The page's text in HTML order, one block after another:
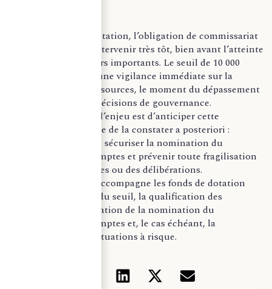
Dans un fonds de dotation, l’obligation de commissariat
aux comptes peut intervenir très tôt, bien avant l’atteinte
de volumes financiers importants. Le seuil de 10 000
euros impose donc une vigilance immédiate sur la
qualification des ressources, le moment du dépassement
et la régularité des décisions de gouvernance.
Pour les dirigeants, l’enjeu est d’anticiper cette
obligation plutôt que de la constater a posteriori :
documenter les flux, sécuriser la nomination du
commissaire aux comptes et prévenir toute fragilisation
juridique des comptes ou des délibérations.
accompagne les fonds de dotation
dans l’appréciation du seuil, la qualification des
ressources, l’anticipation de la nomination du
commissaire aux comptes et, le cas échéant, la
régularisation des situations à risque.